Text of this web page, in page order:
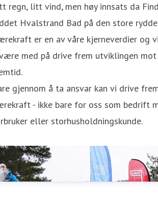
regn, litt vind, men høy innsats da
Hvalstrand Bad på den store
er en av våre kjerneverdier og
med på drive frem utviklingen mot
gjennom å ta ansvar kan vi drive
- ikke bare for oss som bedrift
eller storhusholdningskunde.